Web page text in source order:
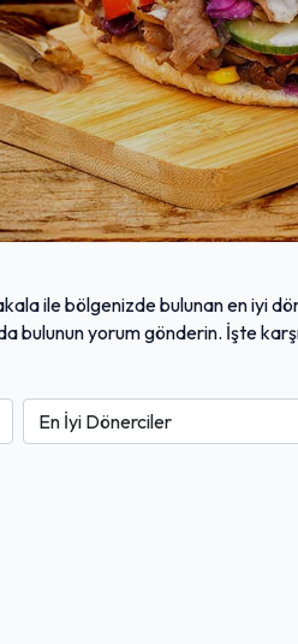
ile bölgenizde bulunan en iyi
bulunun yorum gönderin. İşte